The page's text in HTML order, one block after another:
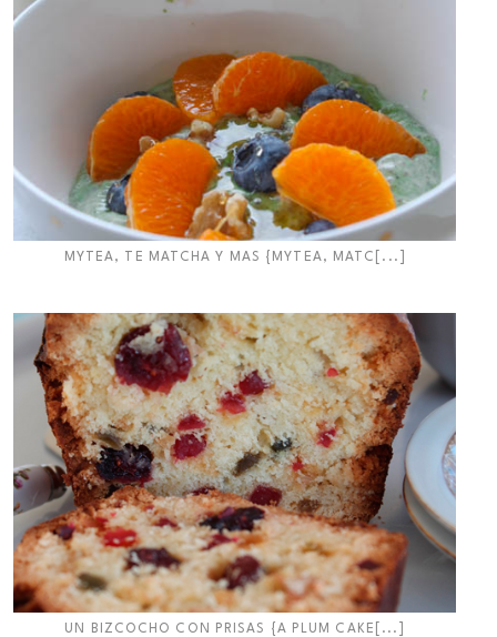
MYTEA, TE MATCHA Y MAS {MYTEA, MATC[...]
UN BIZCOCHO CON PRISAS {A PLUM CAKE[...]